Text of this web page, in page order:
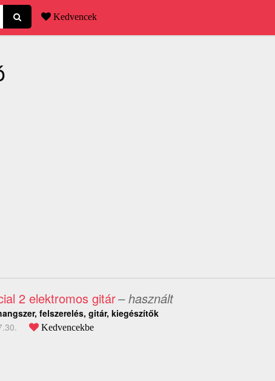
Kedvencek
2 elektromos gitár– használt
felszerelés, gitár, kiegészítők
Kedvencekbe